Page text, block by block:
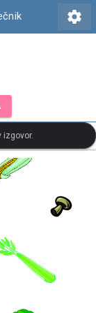
settings
izgovor.